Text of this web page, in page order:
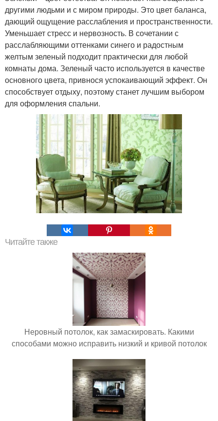
другими людьми и с миром природы. Это цвет баланса,
дающий ощущение расслабления и пространственности.
Уменьшает стресс и нервозность. В сочетании с
расслабляющими оттенками синего и радостным
желтым зеленый подходит практически для любой
комнаты дома. Зеленый часто используется в качестве
основного цвета, привнося успокаивающий эффект. Он
способствует отдыху, поэтому станет лучшим выбором
для оформления спальни.
Читайте также
Неровный потолок, как замаскировать. Какими
способами можно исправить низкий и кривой потолок